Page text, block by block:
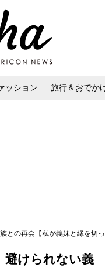
ッション 旅行＆おでか
の再会【私が義妹と縁を切っ
けられない義